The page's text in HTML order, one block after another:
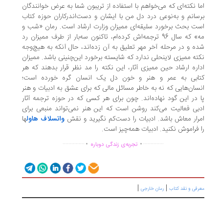
نکته‌ای که می‌خواهم با استفاده از تریبون شما به عرض خوانندگان
و به‌نوعی درد دل من با ایشان و دست‌اندرکاران حوزه کتاب
بحث برخورد سلیقه‌ای ممیزان وزارت ارشاد است. رمان «شب و
مه» که سال 96 ترجمه‌اش کرده‌ام، تاکنون سه‌بار از طرف ممیزان رد
و در مرحله آخر مهر تعلیق به آن زده‌اند، حال آنکه به هیچ‌وجه
ممیزی لاینحلی ندارد که شایسته برخورد این‌چنینی باشد. ممیزان
ارشاد حین ممیزی آثار، این نکته را مد نظر قرار بدهند که هر
به عمر و هنر و خون‌ دل یک انسان گره خورده است؛
که نه به ‌خاطر مسائل مالی که برای عشق به ادبیات و هنر
در این گود نهاده‌اند. چون برای هر کسی که در حوزه ترجمه آثار
فعالیت می‌کند روشن است که این هنر نمی‌تواند منبعی برای
معاش باشد. ادبیات را دست‌کم نگیرید و نقش واتسلاف هاولها
فراموش نکنید. ادبیات همه‌‌چیز است.
................تجربه‌ی زندگی دوباره ...............
و نقد کتاب|رمان خارجی|